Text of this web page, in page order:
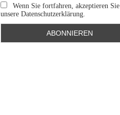
Wenn Sie fortfahren, akzeptieren Sie
unsere Datenschutzerklärung.